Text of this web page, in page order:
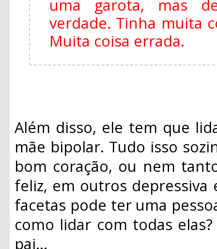
uma garota, mas
verdade. Tinha muita
Muita coisa errada.
Além disso, ele tem que
mãe bipolar. Tudo isso
bom coração, ou nem
feliz, em outros
facetas pode ter uma
como lidar com todas
pai...